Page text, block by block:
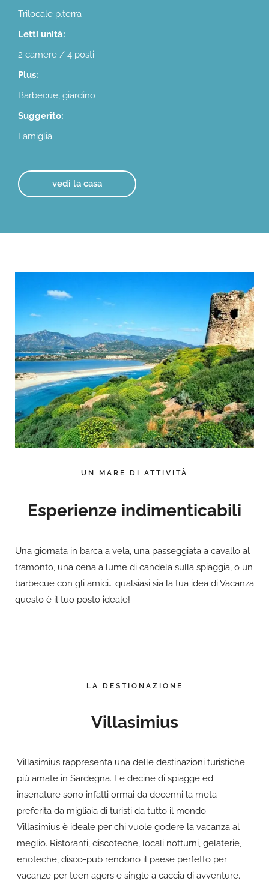
Trilocale p.terra
Letti unità:
2 camere / 4 posti
Plus:
Barbecue, giardino
Suggerito:
Famiglia
vedi la casa
UN MARE DI ATTIVITÀ
Esperienze indimenticabili
Una giornata in barca a vela, una passeggiata a cavallo al
tramonto, una cena a lume di candela sulla spiaggia, o un
barbecue con gli amici… qualsiasi sia la tua idea di Vacanza
questo è il tuo posto ideale!
LA DESTIONAZIONE
Villasimius
Villasimius rappresenta una delle destinazioni turistiche
più amate in Sardegna. Le decine di spiagge ed
insenature sono infatti ormai da decenni la meta
preferita da migliaia di turisti da tutto il mondo.
Villasimius è ideale per chi vuole godere la vacanza al
meglio. Ristoranti, discoteche, locali notturni, gelaterie,
enoteche, disco-pub rendono il paese perfetto per
vacanze per teen agers e single a caccia di avventure.